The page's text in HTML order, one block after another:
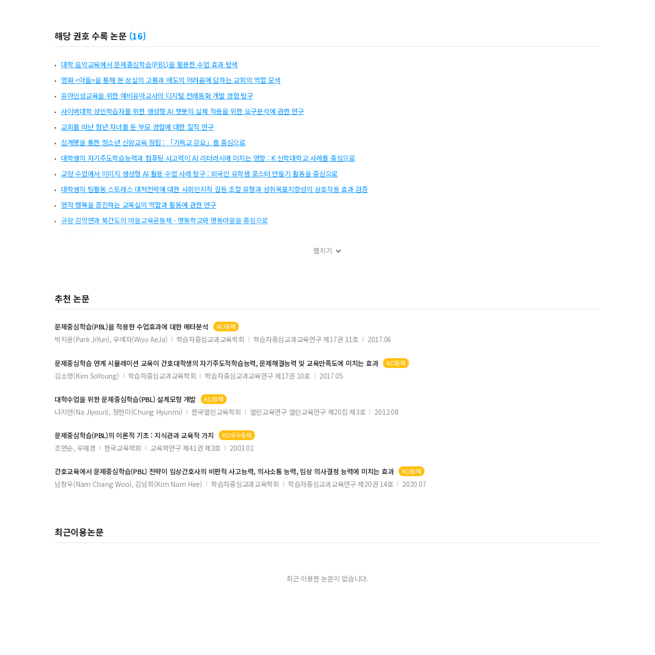
해당 권호 수록 논문 (16)
대학 음악교육에서 문제중심학습(PBL)을 활용한 수업 효과 탐색
영화 <아들>을 통해 본 상실의 고통과 애도의 어려움에 답하는 교회의 역할 모색
유아인성교육을 위한 예비유아교사의 디지털 전래동화 개발 경험 탐구
사이버대학 성인학습자를 위한 생성형 AI 챗봇의 실제 적용을 위한 요구분석에 관한 연구
교회를 떠난 청년 자녀를 둔 부모 경험에 대한 질적 연구
십계명을 통한 청소년 신앙교육 정립 : 「기독교 강요」를 중심으로
대학생의 자기주도학습능력과 컴퓨팅 사고력이 AI 리터러시에 미치는 영향 : K 신학대학교 사례를 중심으로
교양 수업에서 이미지 생성형 AI 활용 수업 사례 탐구 : 외국인 유학생 포스터 만들기 활동을 중심으로
대학생의 팀활동 스트레스 대처전략에 대한 사회인지적 갈등 조절 유형과 성취목표지향성의 상호작용 효과 검증
영적 행복을 증진하는 교목실의 역할과 활동에 관한 연구
규암 김약연과 북간도의 마을교육공동체 - 명동학교와 명동마을을 중심으로
아이들의 성만찬 참여에 대한 신학적 근거와 기독교교육적 전망
펼치기
추천 논문
문제중심학습(PBL)을 적용한 수업효과에 대한 메타분석 KCI등재
박지윤(Park JiYun), 우애자(Woo AeJa) 학습자중심교과교육학회 학습자중심교과교육연구 제17권 11호 2017.06
문제중심학습 연계 시뮬레이션 교육이 간호대학생의 자기주도적학습능력, 문제해결능력 및 교육만족도에 미치는 효과 KCI등재
김소영(Kim SoYoung) 학습자중심교과교육학회 학습자중심교과교육연구 제17권 10호 2017.05
대학수업을 위한문제중심학습(PBL) 설계모형 개발 KCI등재
나지연(Na Jiyoun), 정현미(Chung Hyunmi) 한국열린교육학회 열린교육연구 열린교육연구 제20집 제3호 2012.08
문제중심학습(PBL)의 이론적 기초 : 지식관과 교육적 가치 KCI우수등재
조연순, 우재경 한국교육학회 교육학연구 제41권 제3호 2003.01
간호교육에서문제중심학습(PBL) 전략이 임상간호사의 비판적 사고능력, 의사소통 능력, 임상 의사결정 능력에 미치는 효과 KCI등재
남창우(Nam Chang Woo), 김남희(Kim Nam Hee) 학습자중심교과교육학회 학습자중심교과교육연구 제20권 14호 2020.07
최근이용논문
최근 이용한 논문이 없습니다.